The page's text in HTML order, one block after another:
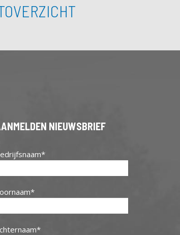
NIEUWSBRIEF